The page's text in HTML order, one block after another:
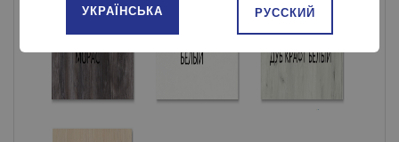
УКРАЇНСЬКА РУССКИЙ